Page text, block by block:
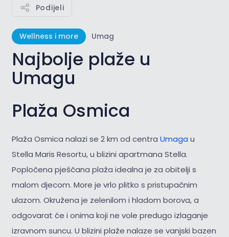
Podijeli
Wellness i more Umag
Najbolje plaže u
Umagu
Plaža Osmica
Plaža Osmica nalazi se 2 km od centra Umaga u
Stella Maris Resortu, u blizini apartmana Stella.
Popločena pješčana plaža idealna je za obitelji s
malom djecom. More je vrlo plitko s pristupačnim
ulazom. Okružena je zelenilom i hladom borova, a
odgovarat će i onima koji ne vole predugo izlaganje
izravnom suncu. U blizini plaže nalaze se vanjski bazen